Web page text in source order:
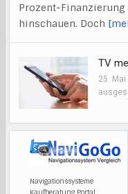
Prozent-
hinschauen. Doch
TV
25. Mai
Navigationssysteme
Kaufberatung Portal